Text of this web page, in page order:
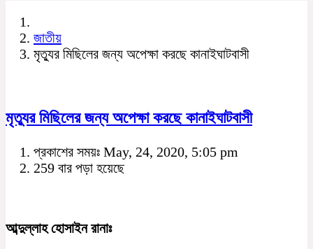
জাতীয়
মৃত্যুর মিছিলের জন্য অপেক্ষা করছে কানাইঘাটবাসী
মৃত্যুর মিছিলের জন্য অপেক্ষা করছে কানাইঘাটবাসী
প্রকাশের সময়ঃ May, 24, 2020, 5:05 pm
259 বার পড়া হয়েছে
আব্দুল্লাহ হোসাইন রানাঃ